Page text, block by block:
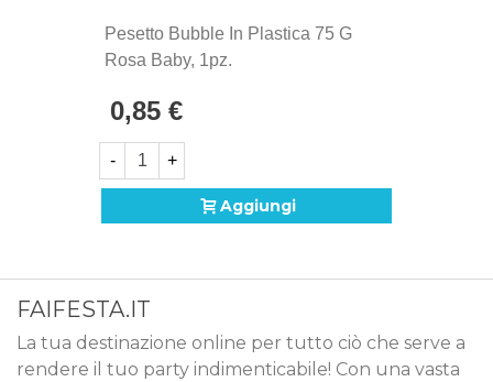
Pesetto Bubble In Plastica 75 G
Rosa Baby, 1pz.
0,85 €
- +
Aggiungi
FAIFESTA.IT
La tua destinazione online per tutto ciò che serve a
rendere il tuo party indimenticabile! Con una vasta